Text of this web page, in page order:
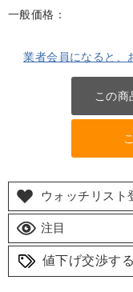
一般価格：
業者会員になると、
この商
ウォッチリスト
注目
値下げ交渉する